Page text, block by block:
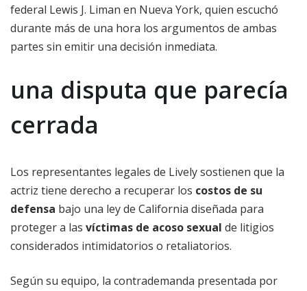
federal Lewis J. Liman en Nueva York, quien escuchó
durante más de una hora los argumentos de ambas
partes sin emitir una decisión inmediata.
una disputa que parecía
cerrada
Los representantes legales de Lively sostienen que la
actriz tiene derecho a recuperar los costos de su
defensa bajo una ley de California diseñada para
proteger a las víctimas de acoso sexual de litigios
considerados intimidatorios o retaliatorios.
Según su equipo, la contrademanda presentada por